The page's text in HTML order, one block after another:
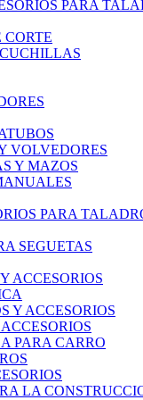
PARA
CORTE
VOLVEDORES
Y MAZOS
PARA
SEGUETAS
ACCESORIOS
Y ACCESORIOS
PARA CARRO
LA